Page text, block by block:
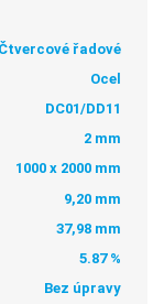
Čtvercové řadové
Ocel
DC01/DD11
2 mm
1000 x 2000 mm
9,20 mm
37,98 mm
5.87 %
Bez úpravy